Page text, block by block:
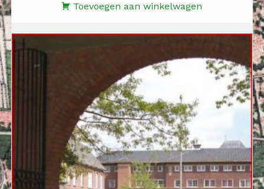
Toevoegen aan winkelwagen